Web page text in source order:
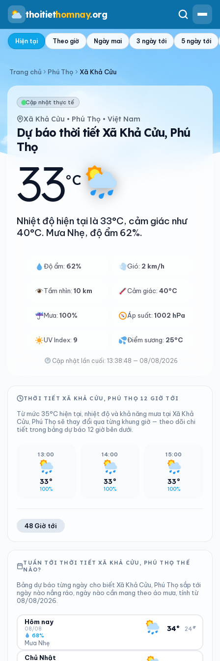
thoitiethomnay.org
Hiện tại Theo giờ Ngày mai 3 ngày tới 5 ngày tới
Trang chủ Phú Thọ Xã Khả Cửu
Cập nhật thực tế
Xã Khả Cửu • Phú Thọ • Việt Nam
Dự báo thời tiết Xã Khả Cửu, Phú
Thọ
33°C
Nhiệt độ hiện tại là 33°C, cảm giác như
40°C. Mưa Nhẹ, độ ẩm 62%.
Độ ẩm: 62% Gió: 2 km/h
Tầm nhìn: 10 km Cảm giác:40°C
Mưa: 100% Áp suất:1002 hPa
UV Index: 9 Điểm sương: 25°C
Cập nhật lần cuối: 13:38:48 — 08/08/2026
THỜI TIẾT XÃ KHẢ CỬU, PHÚ THỌ 12 GIỜ TỚI
Từ mức 35°C hiện tại, nhiệt độ và khả năng mưa tại Xã Khả
Cửu, Phú Thọ sẽ thay đổi qua từng khung giờ — theo dõi chi
tiết trong bảng dự báo 12 giờ bên dưới.
13:00
33°
100%
14:00
33°
100%
15:00
33°
100%
48 Giờ tới
TUẦN TỚI THỜI TIẾT XÃ KHẢ CỬU, PHÚ THỌ THẾ
NÀO?
Bảng dự báo từng ngày cho biết Xã Khả Cửu, Phú Thọ sắp tới
ngày nào nắng ráo, ngày nào cần mang theo áo mưa, tính từ
08/08/2026.
Hôm nay
08/08
Mưa Nhẹ
68%
34° 24°
▾
ĐỘ ẨM
Chủ Nhật